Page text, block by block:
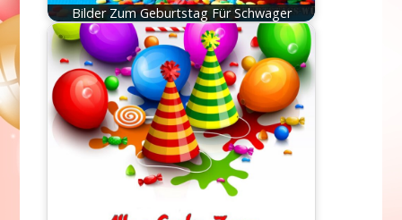
Bilder Zum Geburtstag Für Schwager